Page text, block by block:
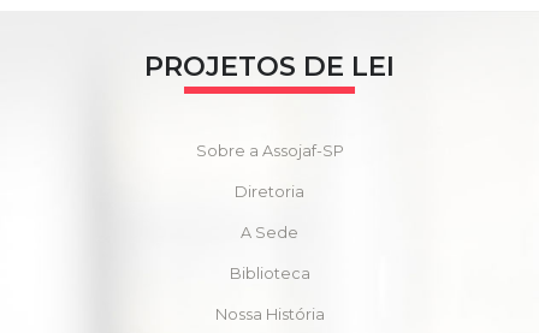
PROJETOS DE LEI
Sobre a Assojaf-SP
Diretoria
A Sede
Biblioteca
Nossa História